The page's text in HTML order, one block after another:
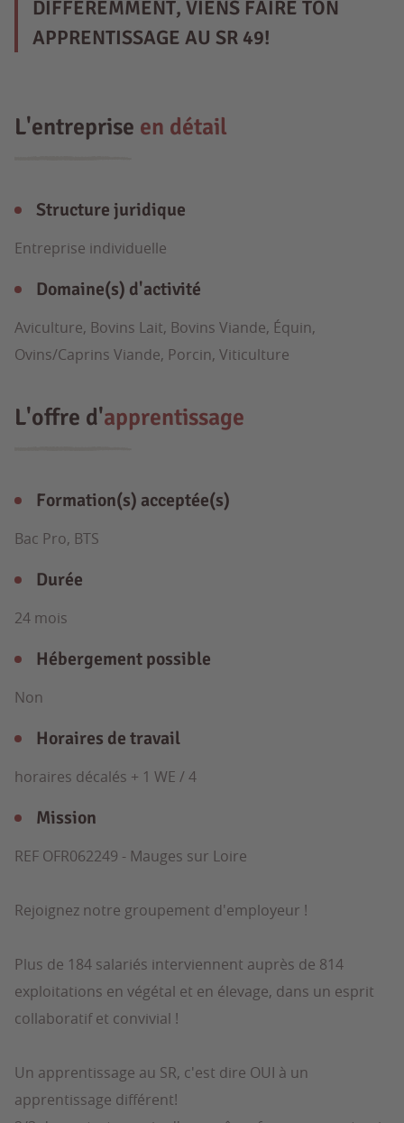
DIFFEREMMENT, VIENS FAIRE TON
APPRENTISSAGE AU SR 49!
L'entreprise en détail
Structure juridique
Entreprise individuelle
Domaine(s) d'activité
Aviculture, Bovins Lait, Bovins Viande, Équin,
Ovins/Caprins Viande, Porcin, Viticulture
L'offre d'apprentissage
Formation(s) acceptée(s)
Bac Pro, BTS
Durée
24 mois
Hébergement possible
Non
Horaires de travail
horaires décalés + 1 WE / 4
Mission
REF OFR062249 - Mauges sur Loire
Rejoignez notre groupement d'employeur !
Plus de 184 salariés interviennent auprès de 814
exploitations en végétal et en élevage, dans un esprit
collaboratif et convivial !
Un apprentissage au SR, c'est dire OUI à un
apprentissage différent!